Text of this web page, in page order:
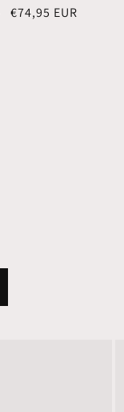
Aanbiedingsprijs
€74,95 EUR